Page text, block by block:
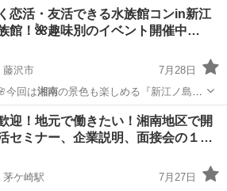
恋活・友活できる水族館コンin新江
館！🌺趣味別のイベント開催中…
藤沢市
7月28日
ィーを開催中！🌼 🌸今回は湘南の景色も楽しめる『新江ノ島水
ィー 生き物
迎！地元で働きたい！湘南地区で開
セミナー、企業説明、面接会の１…
茅ケ崎駅
7月27日